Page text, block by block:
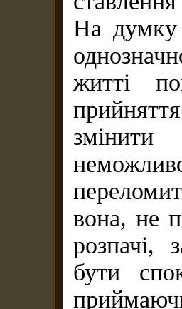
На думку
житті
вона, не
розпачі,
бути